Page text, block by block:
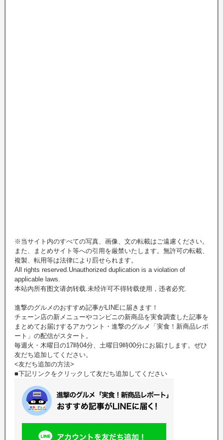
※当サイト内のすべての写真、画像、文の転載はご遠慮ください。
また、まとめサイト等への引用を厳禁いたします。無許可の転載、
複製、転用等は法律により罰せられます。
All rights reserved.Unauthorized duplication is a violation of
applicable laws.
本站內所有图文请勿转载.未经许可不得转载使用，违者必究.
進撃のグルメのおすすめ記事がLINEに届きます！
チェーン店の新メニューやコンビニの新商品を実食調査した記事を
まとめてお届けするアカウント・進撃のグルメ「実食！新商品レポ
ート」の配信がスタート。
毎週火・木曜日の17時04分、土曜日9時00分にお届けします。ぜひ
友だち追加してください。
<友だち追加の方法>
■下記リンクをクリックして友だち追加してください